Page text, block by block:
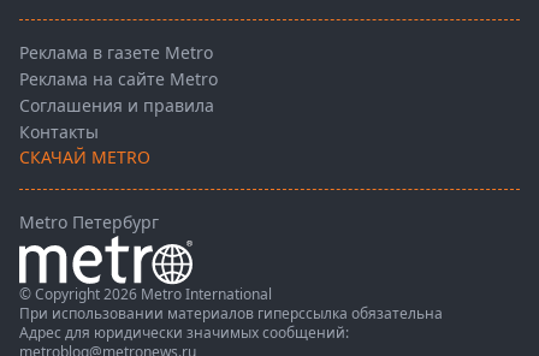
Реклама в газете Metro
Реклама на сайте Metro
Соглашения и правила
Контакты
СКАЧАЙ METRO
Metro Петербург
© Copyright 2026 Metro International
При использовании материалов гиперссылка обязательна
Адрес для юридически значимых сообщений:
metroblog@metronews.ru